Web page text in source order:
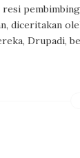
resi
diceritakan
Drupadi,